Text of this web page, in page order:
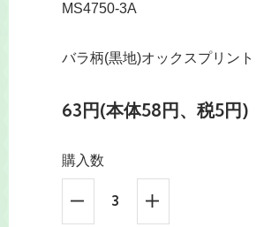
MS4750-3A
バラ柄(黒地)オックスプリント
63円(本体58円、税5円)
購入数